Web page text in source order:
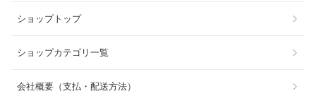
ショップトップ
ショップカテゴリ一覧
会社概要（支払・配送方法）